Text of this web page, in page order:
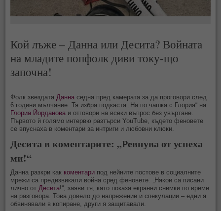
Кой лъже – Данна или Десита? Войната
на младите попфолк диви току-що
започна!
Фолк звездатаДаннаседна пред камерата за да проговори след
6 години мълчание. Тя избра подкаста „На по чашка с Глориа“ на
Глориа Йорданова и отговори на всеки въпрос без увъртане.
Първото ѝ голямо интервю разтърси YouTube, където феновете
се впуснаха в коментари за интриги и любовни клюки.
Десита в коментарите: „Ревнува от успеха
ми!“
Данна разкри как коментари под нейните постове в социалните
мрежи са предизвикали война сред феновете. „Някои са писани
лично отДесита!“, заяви тя, като показа екранни снимки по време
на разговора. Това довело до напрежение и спекулации – едни я
обвинявали в копиране, други я защитавали.